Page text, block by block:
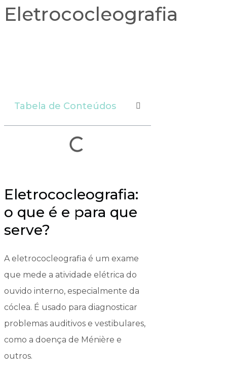
Eletrococleografia
Tabela de Conteúdos
Eletrococleografia:
o que é e para que
serve?
A eletrococleografia é um exame
que mede a atividade elétrica do
ouvido interno, especialmente da
cóclea. É usado para diagnosticar
problemas auditivos e vestibulares,
como a doença de Ménière e
outros.